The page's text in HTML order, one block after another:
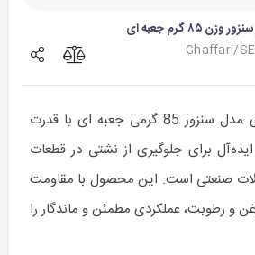
گرم جعبه ای
چسب واشر ساز غفاری مدل سنزور 85 گرمی جعبه ای با قدرت
ایده‌آل برای جلوگیری از نشتی در قطعات
صنعتی است. این محصول با مقاومت
و رطوبت، عملکردی مطمئن و ماندگار را